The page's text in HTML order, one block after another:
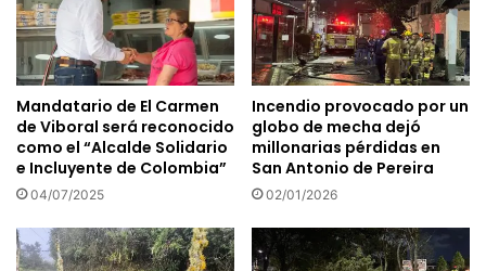
Mandatario de El Carmen
de Viboral será reconocido
como el “Alcalde Solidario
e Incluyente de Colombia”
04/07/2025
Incendio provocado por un
globo de mecha dejó
millonarias pérdidas en
San Antonio de Pereira
02/01/2026